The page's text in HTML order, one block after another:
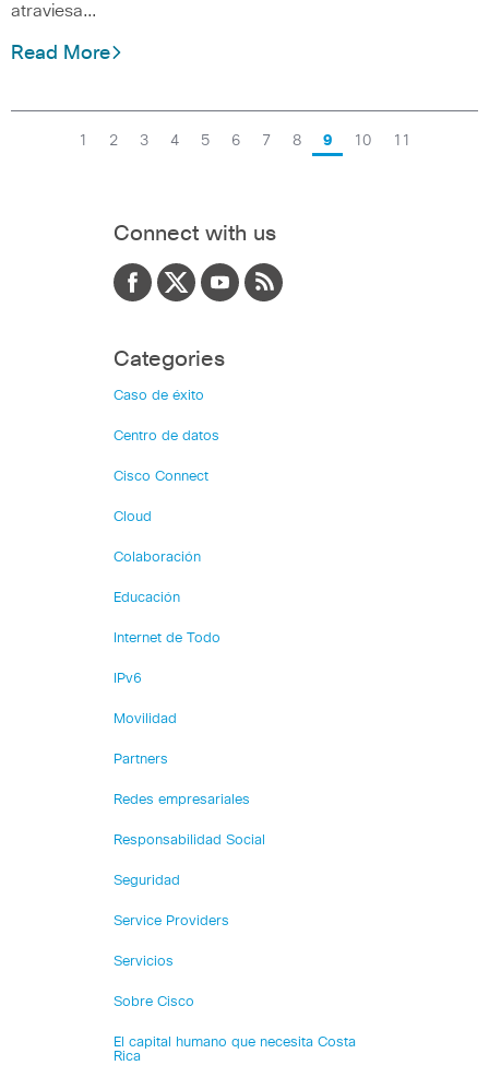
atraviesa…
Read More
1 2 3 4 5 6 7 8 9 10 11
Connect with us
Categories
Caso de éxito
Centro de datos
Cisco Connect
Cloud
Colaboración
Educación
Internet de Todo
IPv6
Movilidad
Partners
Redes empresariales
Responsabilidad Social
Seguridad
Service Providers
Servicios
Sobre Cisco
El capital humano que necesita Costa
Rica